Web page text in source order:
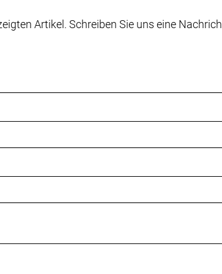
Scheibenaufnahme, abgerundete Kante,
Artikel. Schreiben Sie uns eine